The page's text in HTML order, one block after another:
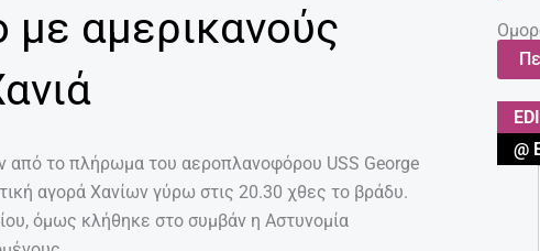
με αμερικανούς
από το πλήρωμα του αεροπλανοφόρου USS George
αγορά Χανίων γύρω στις 20.30 χθες το βράδυ.
όμως κλήθηκε στο συμβάν η Αστυνομία
@